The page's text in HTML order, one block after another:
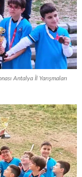
Antalya İl Yarışmaları